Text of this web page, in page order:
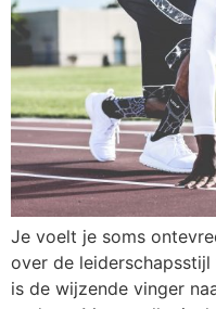
Je voelt je soms
over de
is de wijzende vinger